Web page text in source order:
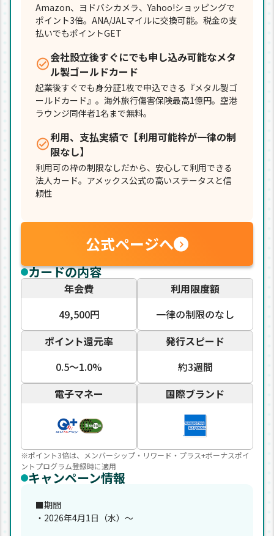
Amazon、ヨドバシカメラ、Yahoo!ショッピングで
ポイント3倍。ANA/JALマイルに交換可能。税金の支
払いでもポイントGET
会社設立後すぐにでも申し込み可能なメタ
ル製ゴールドカード
起業後すぐでも身分証1枚で申込できる『メタル製ゴ
ールドカード』。海外旅行傷害保険最高1億円。空港
ラウンジ同伴者1名まで無料。
利用、支払実績で【利用可能枠が一律の制
限なし】
利用可の枠の制限なしだから、安心して利用できる
法人カード。アメックス公式の高いステータスと信
頼性
公式ページへ
カードの内容
年会費
49,500円
利用限度額
一律の制限のなし
ポイント還元率
0.5〜1.0%
発行スピード
約3週間
電子マネー
国際ブランド
※ポイント3倍は、メンバーシップ・リワード・プラス+ボーナスポイ
ントプログラム登録時に適用
キャンペーン情報
■期間
・2026年4月1日（水）～